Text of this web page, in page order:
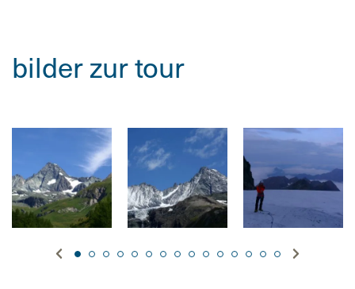
bilder zur tour